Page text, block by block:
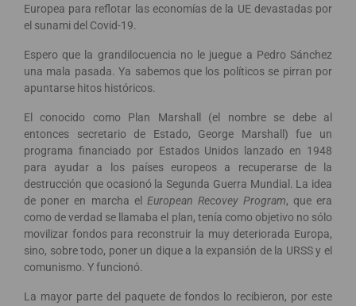
Europea para reflotar las economías de la UE devastadas por
el sunami del Covid-19.
Espero que la grandilocuencia no le juegue a Pedro Sánchez
una mala pasada. Ya sabemos que los políticos se pirran por
apuntarse hitos históricos.
El conocido como Plan Marshall (el nombre se debe al
entonces secretario de Estado, George Marshall) fue un
programa financiado por Estados Unidos lanzado en 1948
para ayudar a los países europeos a recuperarse de la
destrucción que ocasionó la Segunda Guerra Mundial. La idea
de poner en marcha elEuropean Recovey Program, que era
como de verdad se llamaba el plan, tenía como objetivo no sólo
movilizar fondos para reconstruir la muy deteriorada Europa,
sino, sobre todo, poner un dique a la expansión de la URSS y el
comunismo. Y funcionó.
La mayor parte del paquete de fondos lo recibieron, por este